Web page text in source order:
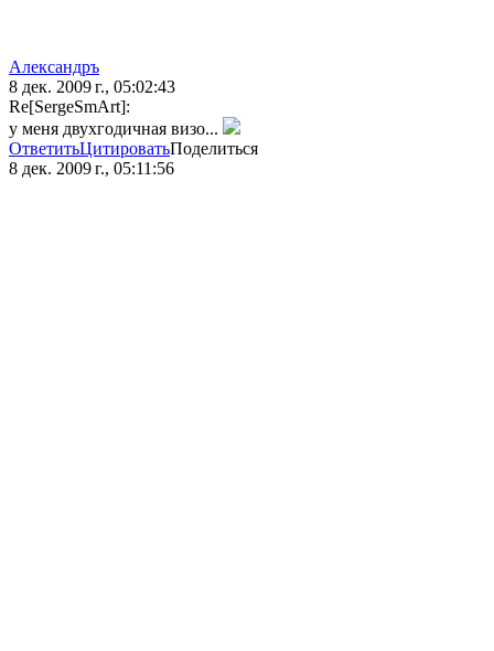
Александръ
8 дек. 2009 г., 05:02:43
Re[SergeSmArt]:
у меня двухгодичная визо...
ОтветитьЦитироватьПоделиться
8 дек. 2009 г., 05:11:56